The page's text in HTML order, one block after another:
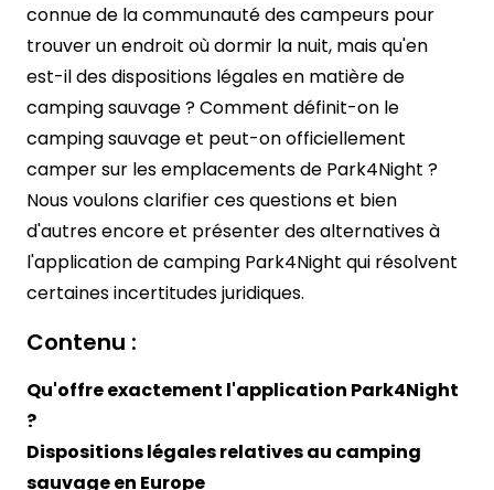
connue de la communauté des campeurs pour
trouver un endroit où dormir la nuit, mais qu'en
est-il des dispositions légales en matière de
camping sauvage ? Comment définit-on le
camping sauvage et peut-on officiellement
camper sur les emplacements de Park4Night ?
Nous voulons clarifier ces questions et bien
d'autres encore et présenter des alternatives à
l'application de camping Park4Night qui résolvent
certaines incertitudes juridiques.
Contenu :
Qu'offre exactement l'application Park4Night
?
Dispositions légales relatives au camping
sauvage en Europe